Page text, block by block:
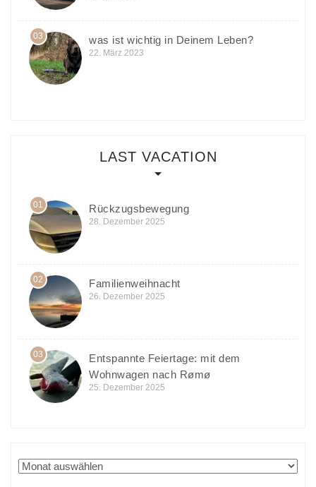
03 was ist wichtig in Deinem Leben?
22. März 2023
LAST VACATION
01 Rückzugsbewegung
28. Dezember 2025
02 Familienweihnacht
26. Dezember 2025
03
Entspannte Feiertage: mit dem
Wohnwagen nach Rømø
25. Dezember 2025
Archiv